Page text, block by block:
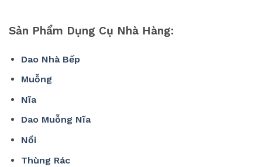
Sản Phẩm Dụng Cụ Nhà Hàng:
Dao Nhà Bếp
Muỗng
Nĩa
Dao Muỗng Nĩa
Nồi
Thùng Rác